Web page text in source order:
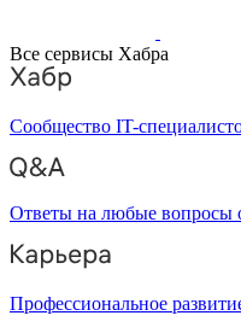
Все сервисы Хабра
Сообщество IT-
Ответы на любые вопросы
Профессиональное